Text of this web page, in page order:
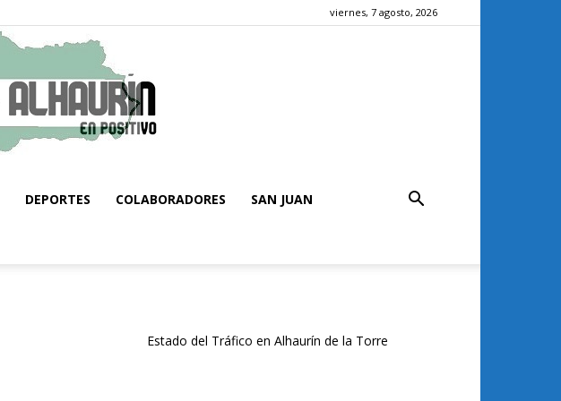
viernes, 7 agosto, 2026
DEPORTES COLABORADORES SAN JUAN
Estado del Tráfico en Alhaurín de la Torre